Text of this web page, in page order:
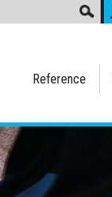
Reference